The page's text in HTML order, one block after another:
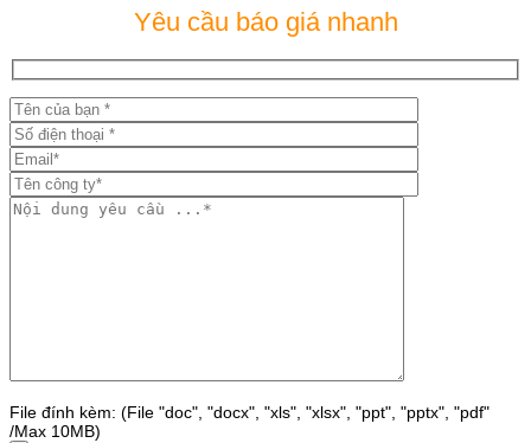
Yêu cầu báo giá nhanh
File đính kèm: (File "doc", "docx", "xls", "xlsx", "ppt", "pptx", "pdf"
/Max 10MB)